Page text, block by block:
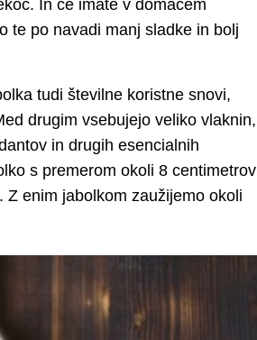
In če imate v domačem
te po navadi manj sladke in bolj
tudi številne koristne snovi,
drugim vsebujejo veliko vlaknin,
in drugih esencialnih
s premerom okoli 8 centimetrov
enim jabolkom zaužijemo okoli